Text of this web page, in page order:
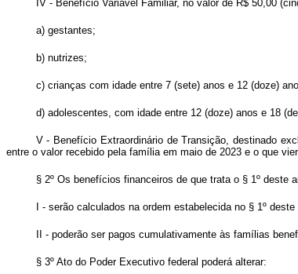
IV - Benefício Variável Familiar, no valor de R$ 50,00
a) gestantes;
b) nutrizes;
c) crianças com idade entre 7 (sete) anos e 12 (doze)
d) adolescentes, com idade entre 12 (doze) anos e 18
V - Benefício Extraordinário de Transição, destinado
entre o valor recebido pela família em maio de 2023 e o que
§ 2º Os benefícios financeiros de que trata o § 1º deste
I - serão calculados na ordem estabelecida no § 1º
II - poderão ser pagos cumulativamente às famílias
§ 3º Ato do Poder Executivo federal poderá alterar: